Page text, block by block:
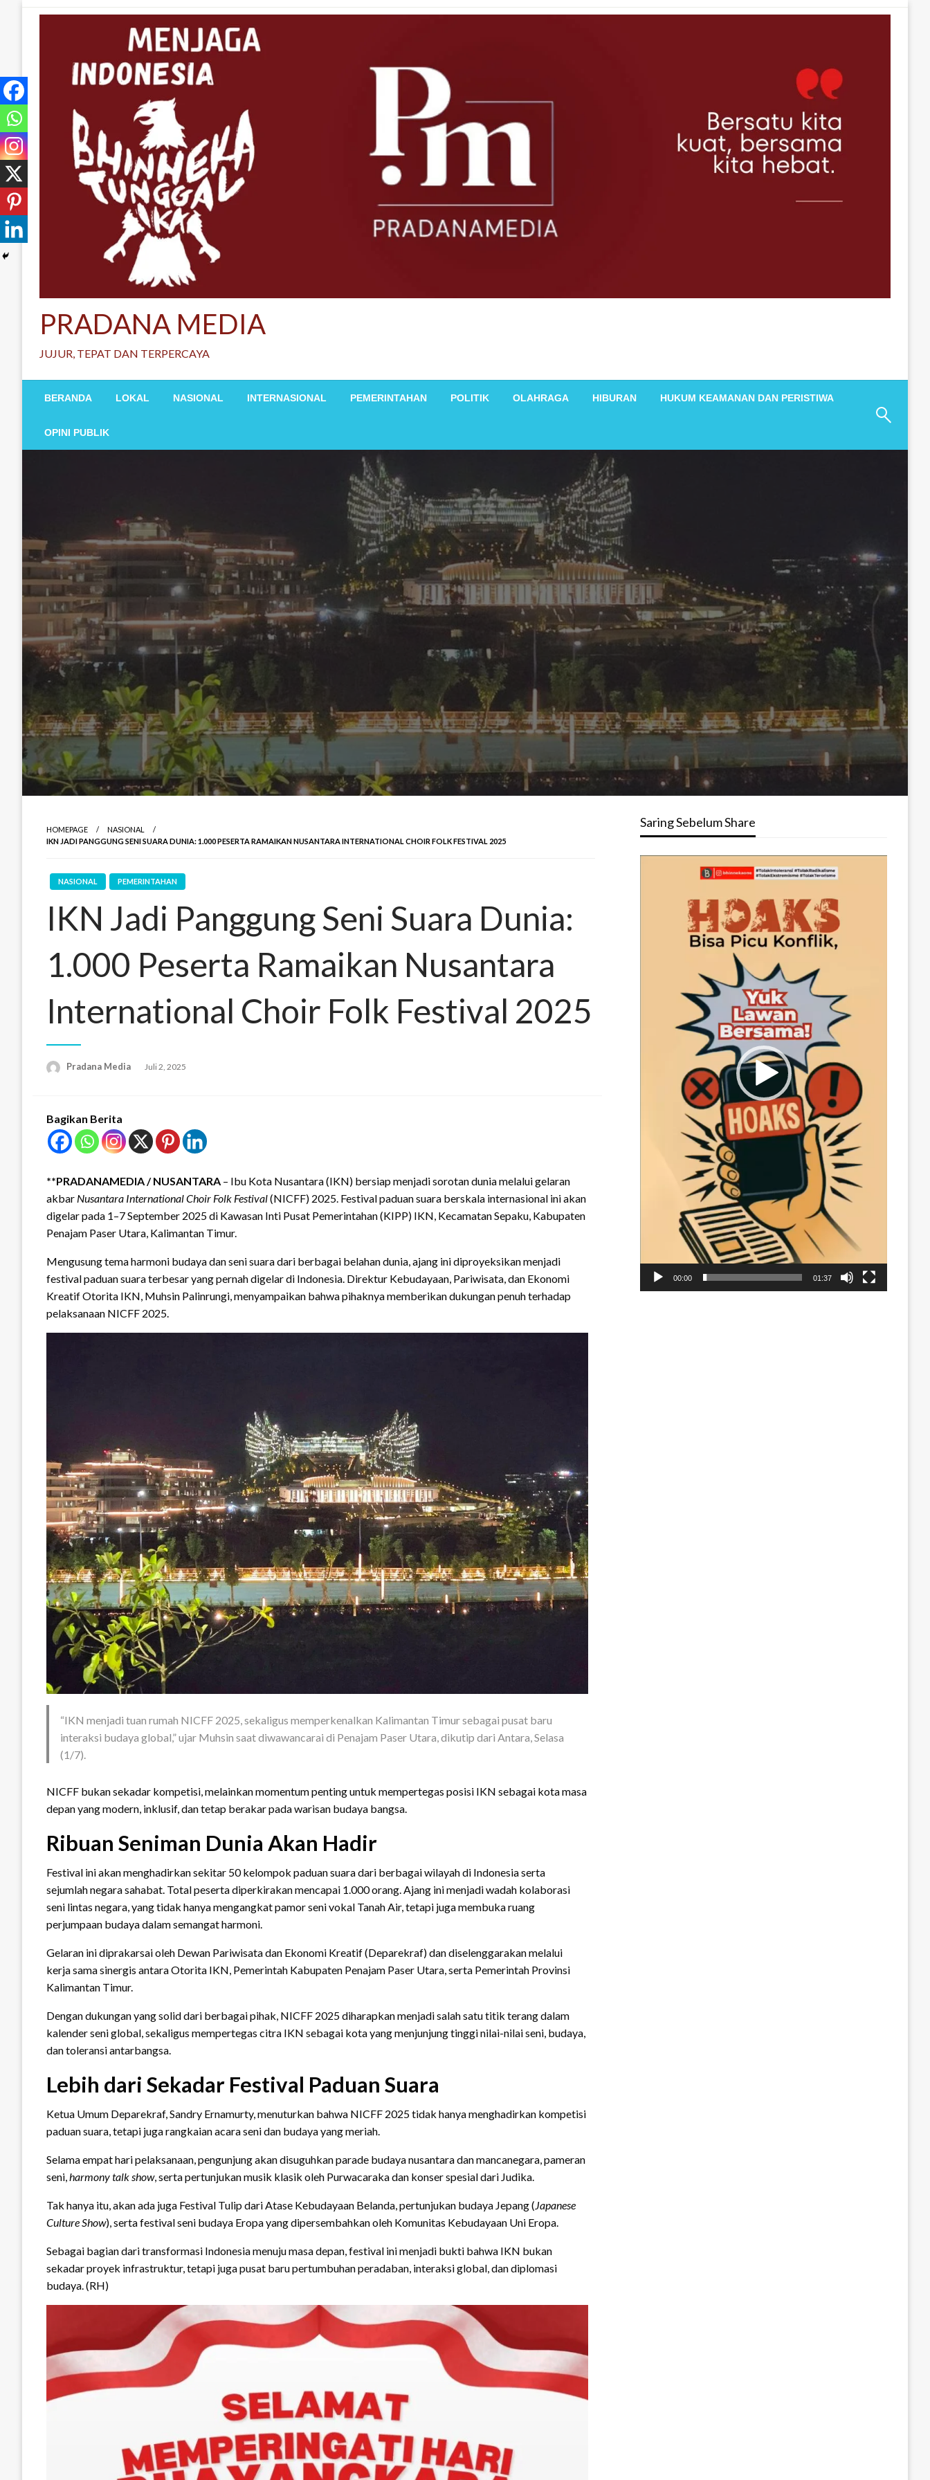
PRADANA MEDIA
JUJUR, TEPAT DAN TERPERCAYA
BERANDA LOKAL NASIONAL INTERNASIONAL PEMERINTAHAN POLITIK OLAHRAGA HIBURAN HUKUM KEAMANAN DAN PERISTIWA
OPINI PUBLIK
HOMEPAGE
NASIONAL
IKN JADI PANGGUNG SENI SUARA DUNIA: 1.000 PESERTA RAMAIKAN NUSANTARA INTERNATIONAL CHOIR FOLK FESTIVAL 2025
NASIONAL PEMERINTAHAN
IKN Jadi Panggung Seni Suara Dunia:
1.000 Peserta Ramaikan Nusantara
International Choir Folk Festival 2025
Pradana Media Juli 2, 2025
Bagikan Berita
**PRADANAMEDIA / NUSANTARA – Ibu Kota Nusantara (IKN) bersiap menjadi sorotan dunia melalui gelaran
akbar Nusantara International Choir Folk Festival(NICFF) 2025. Festival paduan suara berskala internasional ini akan
digelar pada 1–7 September 2025 di Kawasan Inti Pusat Pemerintahan (KIPP) IKN, Kecamatan Sepaku, Kabupaten
Penajam Paser Utara, Kalimantan Timur.
Mengusung tema harmoni budaya dan seni suara dari berbagai belahan dunia, ajang ini diproyeksikan menjadi
festival paduan suara terbesar yang pernah digelar di Indonesia. Direktur Kebudayaan, Pariwisata, dan Ekonomi
Kreatif Otorita IKN, Muhsin Palinrungi, menyampaikan bahwa pihaknya memberikan dukungan penuh terhadap
pelaksanaan NICFF 2025.
“IKN menjadi tuan rumah NICFF 2025, sekaligus memperkenalkan Kalimantan Timur sebagai pusat baru
interaksi budaya global,” ujar Muhsin saat diwawancarai di Penajam Paser Utara, dikutip dari Antara, Selasa
(1/7).
NICFF bukan sekadar kompetisi, melainkan momentum penting untuk mempertegas posisi IKN sebagai kota masa
depan yang modern, inklusif, dan tetap berakar pada warisan budaya bangsa.
Ribuan Seniman Dunia Akan Hadir
Festival ini akan menghadirkan sekitar 50 kelompok paduan suara dari berbagai wilayah di Indonesia serta
sejumlah negara sahabat. Total peserta diperkirakan mencapai 1.000 orang. Ajang ini menjadi wadah kolaborasi
seni lintas negara, yang tidak hanya mengangkat pamor seni vokal Tanah Air, tetapi juga membuka ruang
perjumpaan budaya dalam semangat harmoni.
Gelaran ini diprakarsai oleh Dewan Pariwisata dan Ekonomi Kreatif (Deparekraf) dan diselenggarakan melalui
kerja sama sinergis antara Otorita IKN, Pemerintah Kabupaten Penajam Paser Utara, serta Pemerintah Provinsi
Kalimantan Timur.
Dengan dukungan yang solid dari berbagai pihak, NICFF 2025 diharapkan menjadi salah satu titik terang dalam
kalender seni global, sekaligus mempertegas citra IKN sebagai kota yang menjunjung tinggi nilai-nilai seni, budaya,
dan toleransi antarbangsa.
Lebih dari Sekadar Festival Paduan Suara
Ketua Umum Deparekraf, Sandry Ernamurty, menuturkan bahwa NICFF 2025 tidak hanya menghadirkan kompetisi
paduan suara, tetapi juga rangkaian acara seni dan budaya yang meriah.
Selama empat hari pelaksanaan, pengunjung akan disuguhkan parade budaya nusantara dan mancanegara, pameran
seni,harmony talk show, serta pertunjukan musik klasik oleh Purwacaraka dan konser spesial dari Judika.
Tak hanya itu, akan ada juga Festival Tulip dari Atase Kebudayaan Belanda, pertunjukan budaya Jepang (Japanese
Culture Show), serta festival seni budaya Eropa yang dipersembahkan oleh Komunitas Kebudayaan Uni Eropa.
Sebagai bagian dari transformasi Indonesia menuju masa depan, festival ini menjadi bukti bahwa IKN bukan
sekadar proyek infrastruktur, tetapi juga pusat baru pertumbuhan peradaban, interaksi global, dan diplomasi
budaya. (RH)
Saring Sebelum Share
00:00 01:37